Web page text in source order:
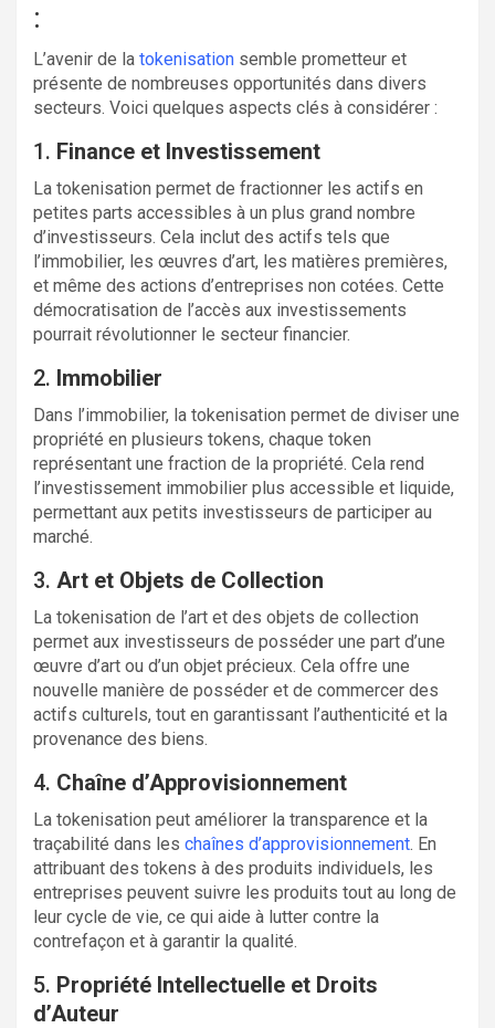
:
L’avenir de la tokenisation semble prometteur et
présente de nombreuses opportunités dans divers
secteurs. Voici quelques aspects clés à considérer :
1. Finance et Investissement
La tokenisation permet de fractionner les actifs en
petites parts accessibles à un plus grand nombre
d’investisseurs. Cela inclut des actifs tels que
l’immobilier, les œuvres d’art, les matières premières,
et même des actions d’entreprises non cotées. Cette
démocratisation de l’accès aux investissements
pourrait révolutionner le secteur financier.
2. Immobilier
Dans l’immobilier, la tokenisation permet de diviser une
propriété en plusieurs tokens, chaque token
représentant une fraction de la propriété. Cela rend
l’investissement immobilier plus accessible et liquide,
permettant aux petits investisseurs de participer au
marché.
3. Art et Objets de Collection
La tokenisation de l’art et des objets de collection
permet aux investisseurs de posséder une part d’une
œuvre d’art ou d’un objet précieux. Cela offre une
nouvelle manière de posséder et de commercer des
actifs culturels, tout en garantissant l’authenticité et la
provenance des biens.
4. Chaîne d’Approvisionnement
La tokenisation peut améliorer la transparence et la
traçabilité dans les chaînes d’approvisionnement. En
attribuant des tokens à des produits individuels, les
entreprises peuvent suivre les produits tout au long de
leur cycle de vie, ce qui aide à lutter contre la
contrefaçon et à garantir la qualité.
5. Propriété Intellectuelle et Droits
d’Auteur